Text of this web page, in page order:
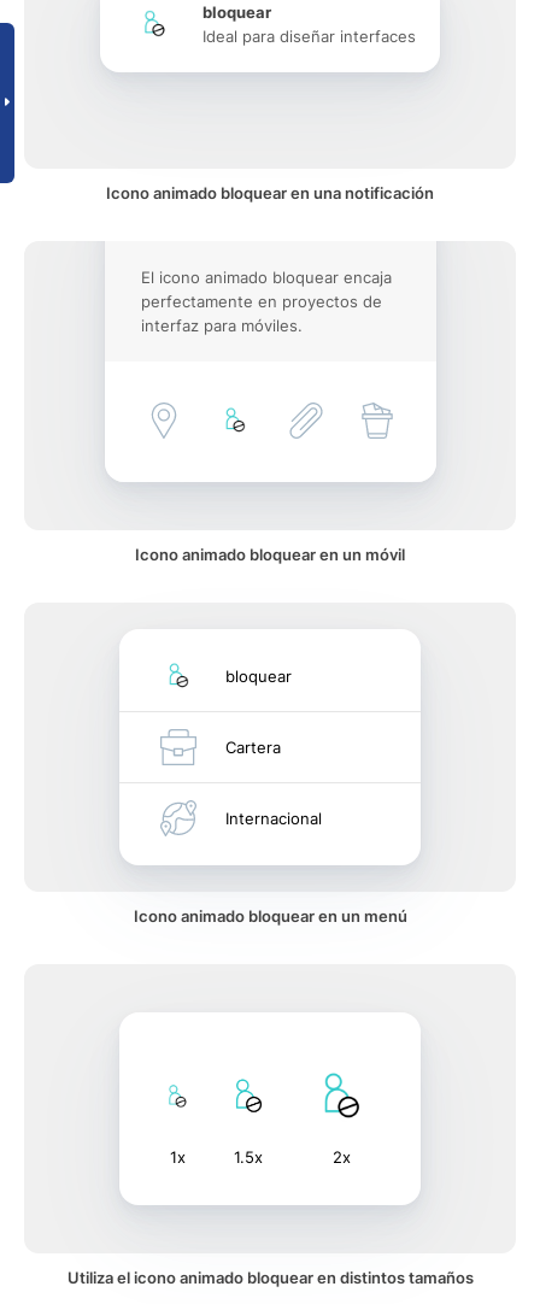
bloquear
Ideal para diseñar interfaces
Icono animado bloquear en una notificación
El icono animado bloquear encaja
perfectamente en proyectos de
interfaz para móviles.
Icono animado bloquear en un móvil
bloquear
Cartera
Internacional
Icono animado bloquear en un menú
1x 1.5x 2x
Utiliza el icono animado bloquear en distintos tamaños